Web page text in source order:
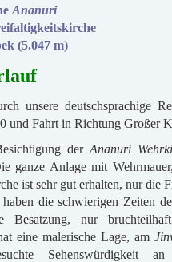
Ananuri
(5.047 m)
unsere deutschsprachige
und Fahrt in Richtung Großer
derAnanuri
ganze Anlage mit
ist sehr gut erhalten, nur die
die schwierigen Zeiten
Besatzung, nur
eine malerische Lage, am
Sehenswürdigkeit